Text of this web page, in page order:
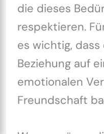
die dieses
respektieren.
es wichtig,
Beziehung auf
emotionalen
Freundschaft